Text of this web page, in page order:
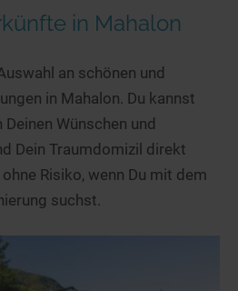
in Mahalon
an schönen und
in Mahalon. Du kannst
Wünschen und
Dein Traumdomizil direkt
Risiko, wenn Du mit dem
suchst.